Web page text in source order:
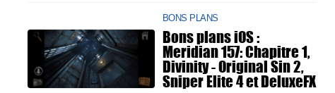
BONS PLANS
Bons plans iOS :
Meridian 157: Chapitre 1,
Divinity - Original Sin 2,
Sniper Elite 4 et DeluxeFX